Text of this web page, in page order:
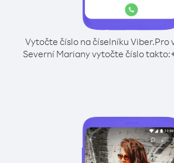
Vytočte číslo na číselníku Viber.Pro
Severní Mariany vytočte číslo takto: